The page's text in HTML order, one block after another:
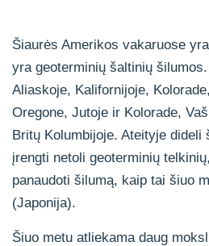
Šiaurės Amerikos vakaruose
yra geoterminių šaltinių
Aliaskoje, Kalifornijoje,
Oregone, Jutoje ir Kolorade,
Britų Kolumbijoje. Ateityje dideli
įrengti netoli geoterminių
panaudoti šilumą, kaip tai šiuo
(Japonija).
Šiuo metu atliekama daug